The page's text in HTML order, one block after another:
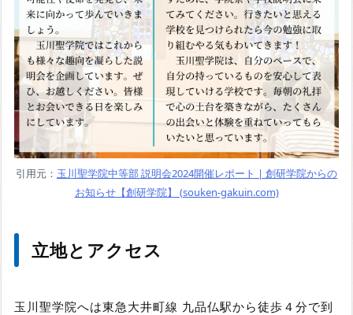
引用元： 玉川聖学院中等部 説明会2024開催レポート | 創研学院からの
お知らせ【創研学院】 (souken-gakuin.com)
立地とアクセス
玉川聖学院へは東急大井町線 九品仏駅から徒歩４分で到